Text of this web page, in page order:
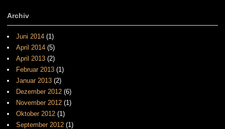
Archiv
Juni 2014 (1)
April 2014 (5)
April 2013 (2)
Februar 2013 (1)
Januar 2013 (2)
Dezember 2012 (6)
November 2012 (1)
Oktober 2012 (1)
September 2012 (1)